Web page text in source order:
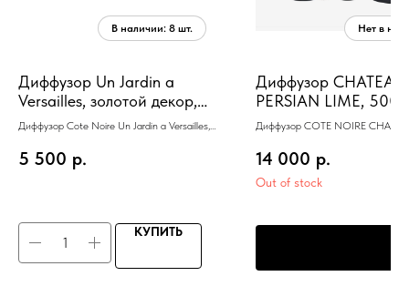
Диффузор Un Jardin a
Versailles, золотой декор,
150 мл, ВхШхД
Диффузор Cote Noire Un Jardin a Versailles,
см
5 500 р.
КУПИТЬ
Диффузор CHATEAU
PERSIAN LIME, 500
золотой декор
Диффузор COTE NOIRE
14 000 р.
Out of stock